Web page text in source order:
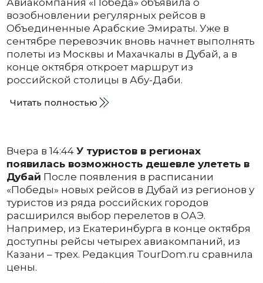
возобновлении регулярных рейсов в
Объединенные Арабские Эмираты. Уже в
сентябре перевозчик вновь начнет выполнять
полеты из Москвы и Махачкалы в Дубай, а в
конце октября откроет маршрут из
российской столицы в Абу-Даби.
Читать полностью
Вчера в 14:44 У туристов в регионах
появилась возможность дешевле улететь в
Дубай После появления в расписании
«Победы» новых рейсов в Дубай из регионов у
туристов из ряда российских городов
расширился выбор перелетов в ОАЭ.
Например, из Екатеринбурга в конце октября
доступны рейсы четырех авиакомпаний, из
Казани – трех. Редакция TourDom.ru сравнила
цены.